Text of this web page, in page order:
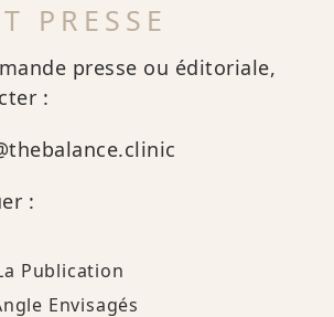
PRESSE
presse ou éditoriale,
:
:
Publication
Envisagés